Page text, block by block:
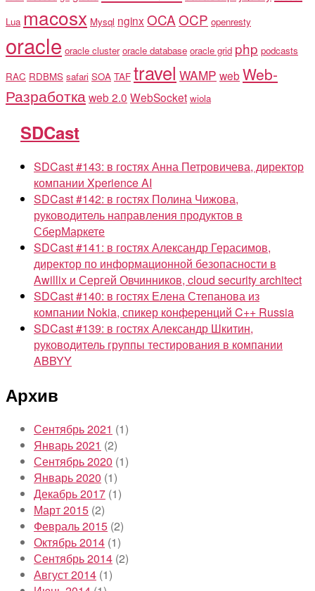
Lua macosx Mysql nginx OCAOCP openresty
oracle oracle cluster oracle database oracle grid php podcasts
RAC RDBMS safari SOA TAF travel WAMP web Web-
Разработкаweb 2.0 WebSocket wiola
SDCast
SDCast #143: в гостях Анна Петровичева, директор
компании Xperience AI
SDCast #142: в гостях Полина Чижова,
руководитель направления продуктов в
СберМаркете
SDCast #141: в гостях Александр Герасимов,
директор по информационной безопасности в
Awillix и Сергей Овчинников, cloud security architect
SDCast #140: в гостях Елена Степанова из
компании Nokia, спикер конференций C++ Russia
SDCast #139: в гостях Александр Шкитин,
руководитель группы тестирования в компании
ABBYY
Архив
Сентябрь 2021 (1)
Январь 2021 (2)
Сентябрь 2020 (1)
Январь 2020 (1)
Декабрь 2017 (1)
Март 2015 (2)
Февраль 2015 (2)
Октябрь 2014 (1)
Сентябрь 2014 (2)
Август 2014 (1)